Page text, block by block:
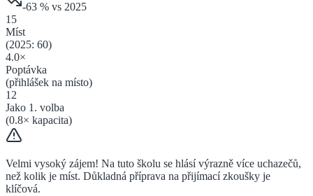
-63 % vs 2025
15
Míst
(2025: 60)
4.0×
Poptávka
(přihlášek na místo)
12
Jako 1. volba
(0.8× kapacita)
Velmi vysoký zájem! Na tuto školu se hlásí výrazně více uchazečů,
než kolik je míst. Důkladná příprava na přijímací zkoušky je
klíčová.